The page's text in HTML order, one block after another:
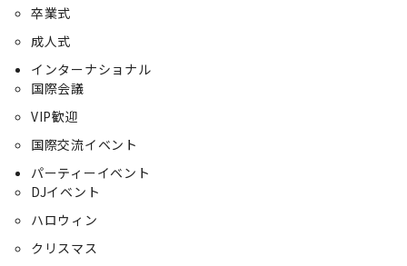
卒業式
成人式
インターナショナル
国際会議
VIP歓迎
国際交流イベント
パーティーイベント
DJイベント
ハロウィン
クリスマス